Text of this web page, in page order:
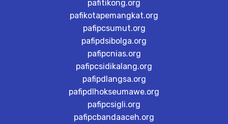
pafitikong.org
pafikotapemangkat.org
pafipcsumut.org
pafipdsibolga.org
pafipcnias.org
pafipcsidikalang.org
pafipdlangsa.org
pafipdlhokseumawe.org
pafipcsigli.org
pafipcbandaaceh.org